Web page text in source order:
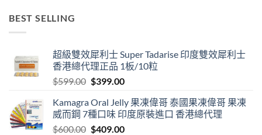
BEST SELLING
超級雙效犀利士 Super Tadarise 印度雙效犀利士
香港總代理正品 1板/10粒
$599.00 Original
was:
$599.00.
$399.00Current
is:
$399.00.
Kamagra Oral Jelly 果凍偉哥 泰國果凍偉哥 果凍
威而鋼 7種口味 印度原裝進口 香港總代理
$600.00 Original
$409.00Current